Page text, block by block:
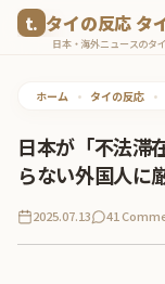
タイの反応 タ
日本・海外ニュースのタ
ホーム • タイの反応 •
日本が「不法滞
らない外国人に
2025.07.13 41